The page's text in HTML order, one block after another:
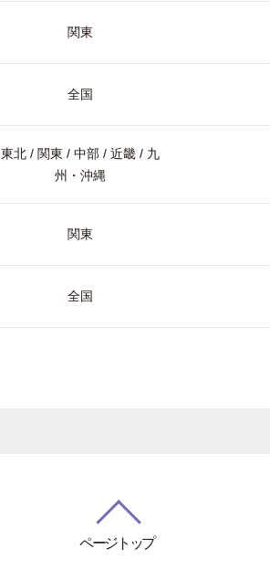
関東
全国
東北 / 関東 / 中部 / 近畿 / 九
州・沖縄
関東
全国
ページトップ